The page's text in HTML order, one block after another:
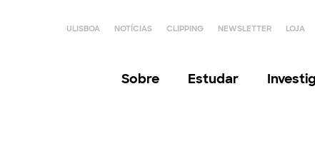
ULISBOA NOTÍCIAS CLIPPING NEWSLETTER LOJA
Sobre Estudar